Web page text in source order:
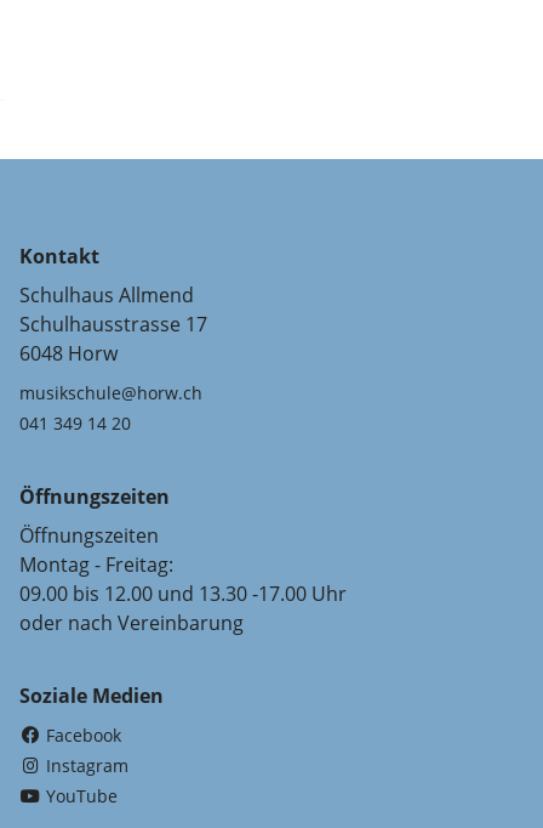
Kontakt
Schulhaus Allmend
Schulhausstrasse 17
6048 Horw
musikschule@horw.ch
041 349 14 20
Öffnungszeiten
Öffnungszeiten
Montag - Freitag:
09.00 bis 12.00 und 13.30 -17.00 Uhr
oder nach Vereinbarung
Soziale Medien
Facebook
Instagram
YouTube